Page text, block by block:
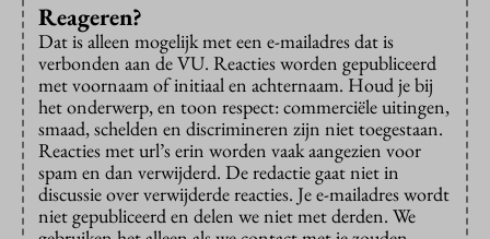
Reageren?
Dat is alleen mogelijk met een e-mailadres dat is
verbonden aan de VU. Reacties worden gepubliceerd
met voornaam of initiaal en achternaam. Houd je bij
het onderwerp, en toon respect: commerciële uitingen,
smaad, schelden en discrimineren zijn niet toegestaan.
Reacties met url’s erin worden vaak aangezien voor
spam en dan verwijderd. De redactie gaat niet in
discussie over verwijderde reacties. Je e-mailadres wordt
niet gepubliceerd en delen we niet met derden. We